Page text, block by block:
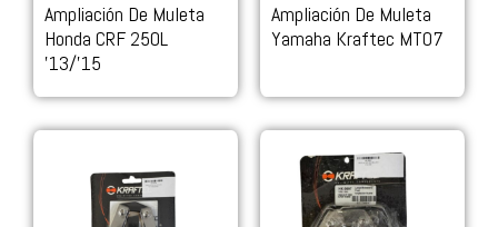
Ampliación De Muleta
Honda CRF 250L
’13/’15
Ampliación De Muleta
Yamaha Kraftec MT07